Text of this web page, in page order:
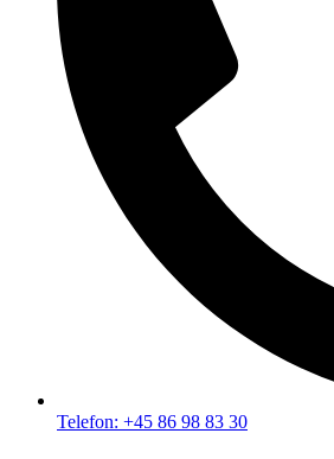
Telefon: +45 86 98 83 30